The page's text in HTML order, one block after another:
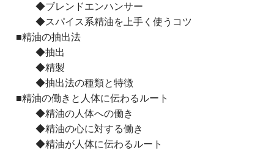
◆ブレンドエンハンサー
◆スパイス系精油を上手く使うコツ
■精油の抽出法
◆抽出
◆精製
◆抽出法の種類と特徴
■精油の働きと人体に伝わるルート
◆精油の人体への働き
◆精油の心に対する働き
◆精油が人体に伝わるルート